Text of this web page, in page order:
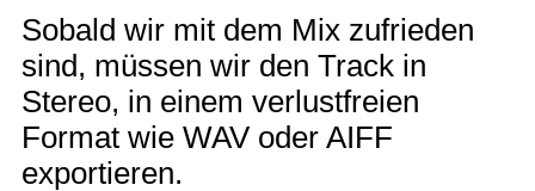
Sobald wir mit dem Mix zufrieden
sind, müssen wir den Track in
Stereo, in einem verlustfreien
Format wie WAV oder AIFF
exportieren.